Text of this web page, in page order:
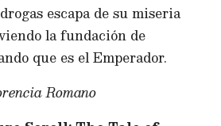
escapa de su miseria
la fundación de
que es el Emperador.
Romano